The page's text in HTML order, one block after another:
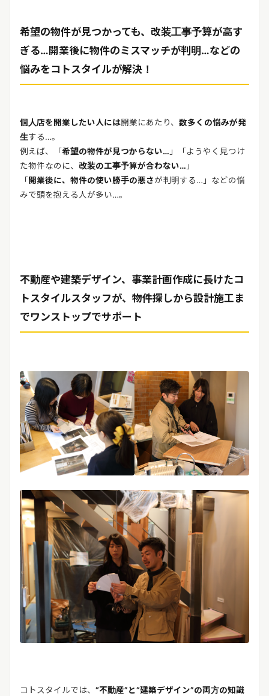
希望の物件が見つかっても、改装工事予算が高す
ぎる…開業後に物件のミスマッチが判明…などの
悩みをコトスタイルが解決！
個人店を開業したい人には開業にあたり、 数多くの悩みが発
生する…。
例えば、「希望の物件が見つからない… 」「ようやく見つけ
た物件なのに、 改装の工事予算が合わない… 」
「開業後に、物件の使い勝手の悪さが判明する…」などの悩
みで頭を抱える人が多い…。
不動産や建築デザイン、事業計画作成に長けたコ
トスタイルスタッフが、物件探しから設計施工ま
でワンストップでサポート
コトスタイルでは、 “不動産”と“建築デザイン”の両方の知識